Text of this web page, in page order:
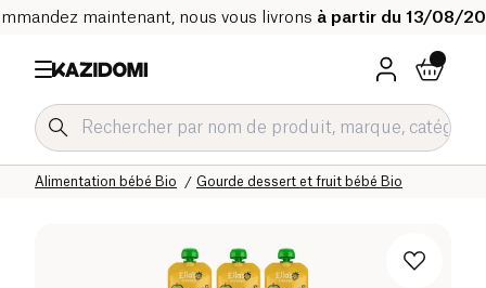
maintenant, nous vous livrons à partir du 13/08/
Gourde dessert et fruit bébé Bio
Alimentation bébé Bio
Bébé & Enfant
Notre catalogue bio
Accueil